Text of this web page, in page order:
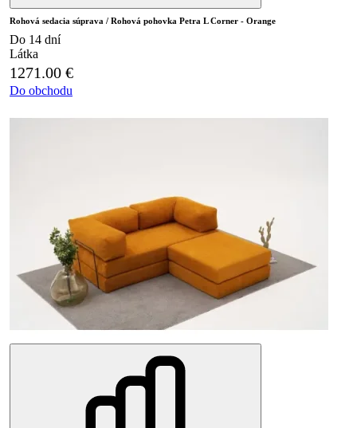
Rohová sedacia súprava / Rohová pohovka Petra L Corner - Orange
Do 14 dní
Látka
1271.00 €
Do obchodu